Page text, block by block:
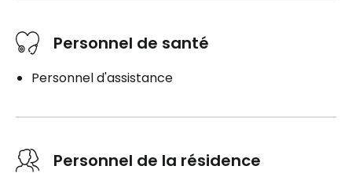
Personnel de santé
Personnel d'assistance
Personnel de la résidence